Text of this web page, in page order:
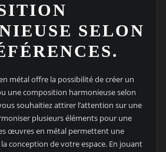
SELON
métal offre la possibilité de créer un
une composition harmonieuse selon
souhaitiez attirer l’attention sur une
plusieurs éléments pour une
œuvres en métal permettent une
conception de votre espace. En jouant